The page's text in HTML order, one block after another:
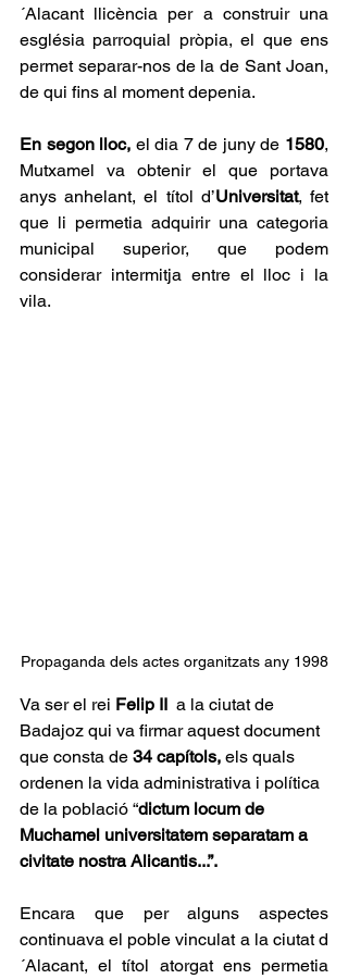
´Alacant llicència per a construir una
església parroquial pròpia, el que ens
permet separar-nos de la de Sant Joan,
de qui fins al moment depenia.
En segon lloc, el dia 7 de juny de 1580,
Mutxamel va obtenir el que portava
anys anhelant, el títol d’Universitat, fet
que li permetia adquirir una categoria
municipal superior, que podem
considerar intermitja entre el lloc i la
vila.
Propaganda dels actes organitzats any 1998
Va ser el rei Felip II a la ciutat de
Badajoz qui va firmar aquest document
que consta de 34 capítols, els quals
ordenen la vida administrativa i política
de la població “dictum locum de
Muchamel universitatem separatam a
civitate nostra Alicantis...”.
Encara que per alguns aspectes
continuava el poble vinculat a la ciutat d
´Alacant, el títol atorgat ens permetia